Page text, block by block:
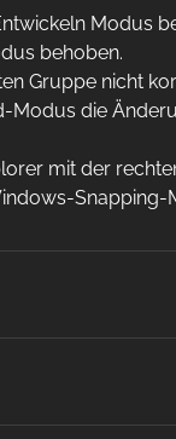
Modus
behoben.
Gruppe nicht
Modus die
mit der
Snapping-